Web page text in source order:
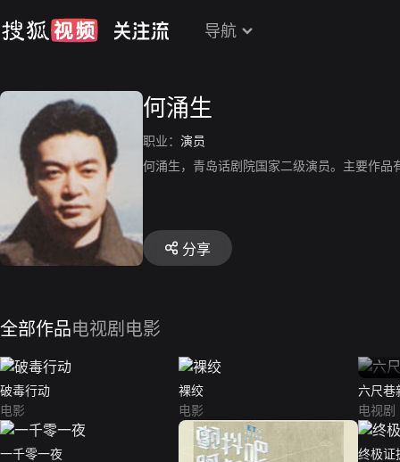
导航
何涌生
职业： 演员
何涌生，青岛话剧院国家二级演员。主要作
分享
全部作品电视剧 电影
破毒行动
电影
裸绞
电影
六尺巷
电视剧
一千零一夜
终极证